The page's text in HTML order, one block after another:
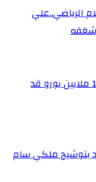
الرياضي..علي
برشلونة يعيد فتح ملف أوناحي.. و10 ملايين يورو قد
بتوشيح ملكي سام